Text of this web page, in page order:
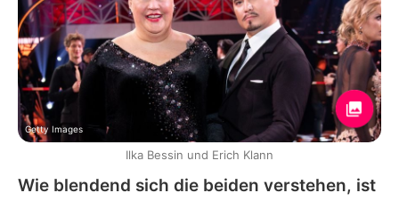
Wie blendend sich die beiden verstehen, ist
Getty Images
Ilka Bessin und Erich Klann